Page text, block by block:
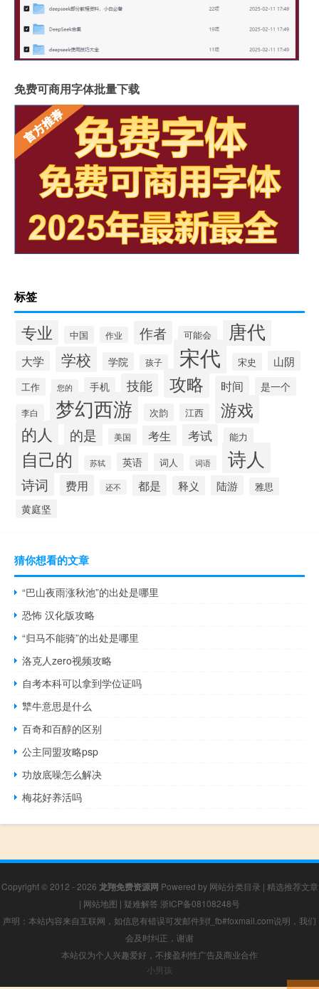
免费可商用字体批量下载
标签
专业 中国 作业 作者 可能会 唐代
大学 学校 学院 孩子 宋代 宋史 山阴
工作 您的 手机 技能 攻略 时间 是一个
李白 梦幻西游 次韵 江西 游戏
的人 的是 美国 考生 考试 能力
自己的 苏轼 英语 词人 词语 诗人
诗词 费用 还不 都是 释义 陆游 雅思
黄庭坚
猜你想看的文章
“巴山夜雨涨秋池”的出处是哪里
恐怖 汉化版攻略
“归马不能骑”的出处是哪里
洛克人zero视频攻略
自考本科可以拿到学位证吗
犨牛意思是什么
百奇和百醇的区别
公主同盟攻略psp
功放底噪怎么解决
梅花好养活吗
Copyright © 2012 - 2026 龙翔免费资源网 Powered by 网站分类目录 | 精选推荐文章
| 网站地图 | 疑难解答 浙ICP备08108248号
声明：本站内容来自互联网，如信息有错误可发邮件到f_fb#foxmail.com说明，我们
会及时纠正，谢谢
本站仅为个人兴趣爱好，不接盈利性广告及商业合作
小男孩